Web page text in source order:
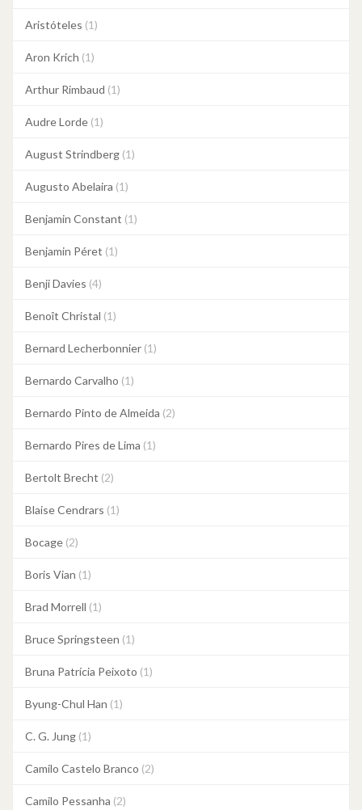
Aristóteles (1)
Aron Krich (1)
Arthur Rimbaud (1)
Audre Lorde (1)
August Strindberg (1)
Augusto Abelaira (1)
Benjamin Constant (1)
Benjamin Péret (1)
Benji Davies (4)
Benoît Christal (1)
Bernard Lecherbonnier (1)
Bernardo Carvalho (1)
Bernardo Pinto de Almeida (2)
Bernardo Pires de Lima (1)
Bertolt Brecht (2)
Blaise Cendrars (1)
Bocage (2)
Boris Vian (1)
Brad Morrell (1)
Bruce Springsteen (1)
Bruna Patrícia Peixoto (1)
Byung-Chul Han (1)
C. G. Jung (1)
Camilo Castelo Branco (2)
Camilo Pessanha (2)